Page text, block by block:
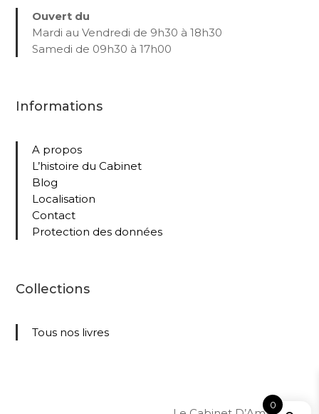
Ouvert du
Mardi au Vendredi de 9h30 à 18h30
Samedi de 09h30 à 17h00
Informations
A propos
L’histoire du Cabinet
Blog
Localisation
Contact
Protection des données
Collections
Tous nos livres
0